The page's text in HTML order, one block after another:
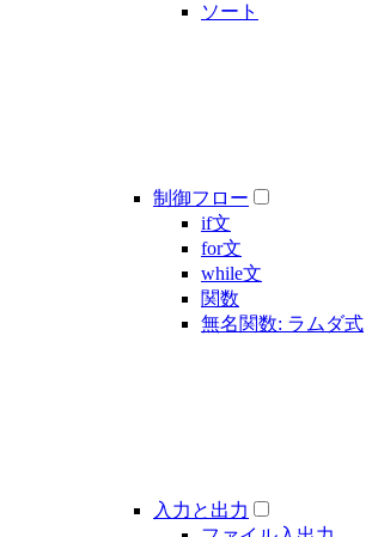
ソート
制御フロー
if文
for文
while文
関数
無名関数: ラムダ式
入力と出力